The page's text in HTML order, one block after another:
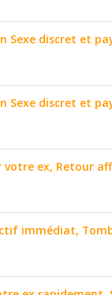
Sexe discret et
Sexe discret et
votre ex, Retour
immédiat,